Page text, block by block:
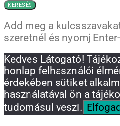
KERESÉS
Add meg a
szeretnél és nyomj
Kedves Látogató!
honlap felhasználói
érdekében sütiket
használatával ön a
tudomásul veszi.